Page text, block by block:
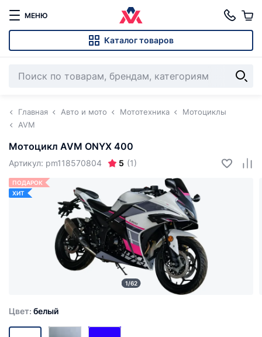
МЕНЮ
Каталог товаров
Главная Авто и мото Мототехника
Мотоциклы
AVM
Мотоцикл AVM ONYX 400
5 (1)
Артикул: pm118570804
ПОДАРОК
ХИТ
1/62
Цвет: белый